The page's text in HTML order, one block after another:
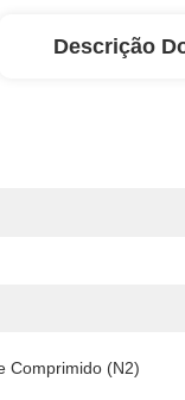
Descrição
Comprimido (N2)